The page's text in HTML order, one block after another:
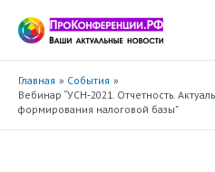
содержимому
Главная
События
Вебинар “УСН‑2021. Отчетность.
формирования налоговой базы”